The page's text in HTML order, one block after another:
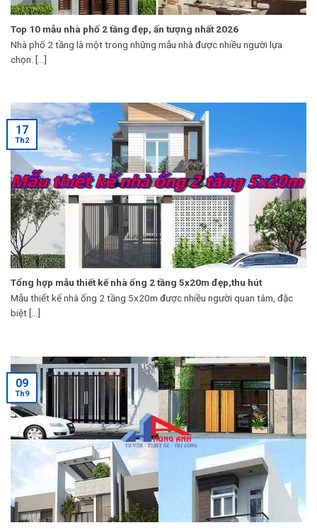
Top 10 mẫu nhà phố 2 tầng đẹp, ấn tượng nhất 2026
Nhà phố 2 tầng là một trong những mẫu nhà được nhiều người lựa
chọn. [...]
Tổng hợp mẫu thiết kế nhà ống 2 tầng 5x20m đẹp,thu hút
Mẫu thiết kế nhà ống 2 tầng 5x20m được nhiều người quan tâm, đặc
biệt [...]
17
Th2
09
Th9